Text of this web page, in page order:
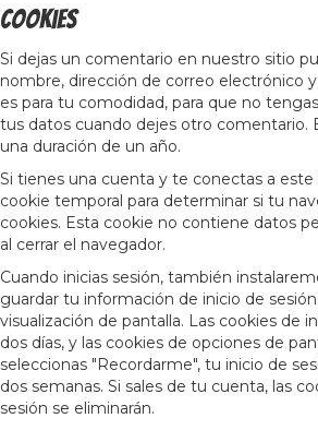
Cookies
Si dejas un comentario en nuestro sitio
nombre, dirección de correo electrónico
es para tu comodidad, para que no
tus datos cuando dejes otro comentario.
una duración de un año.
Si tienes una cuenta y te conectas a este
cookie temporal para determinar si tu
cookies. Esta cookie no contiene datos
al cerrar el navegador.
Cuando inicias sesión, también
guardar tu información de inicio de
visualización de pantalla. Las cookies de
dos días, y las cookies de opciones de
seleccionas "Recordarme", tu inicio de
dos semanas. Si sales de tu cuenta, las
sesión se eliminarán.